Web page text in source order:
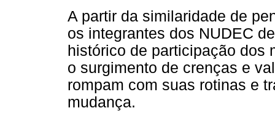
A partir da similaridade de
os integrantes dos NUDEC
histórico de participação dos
o surgimento de crenças e
rompam com suas rotinas e
mudança.